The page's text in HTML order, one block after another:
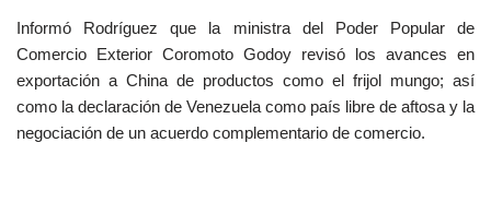
Informó Rodríguez que la ministra del Poder Popular de
Comercio Exterior Coromoto Godoy revisó los avances en
exportación a China de productos como el frijol mungo; así
como la declaración de Venezuela como país libre de aftosa y la
negociación de un acuerdo complementario de comercio.